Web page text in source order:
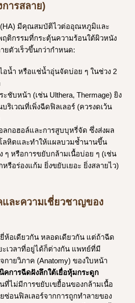
การสลาย)
(HA) มีคุณสมบัติไวต่ออุณหภูมิและ
ติกรรมที่กระตุ้นความร้อนใต้ผิวหนัง
ยตัวเร็วขึ้นกว่ากำหนด:
อน้ำ หรือแช่น้ำอุ่นจัดบ่อย ๆ ในช่วง 2
ะชับหน้า (เช่น Ulthera, Thermage) ยิง
ริเวณที่เพิ่งฉีดฟิลเลอร์ (ควรงดเว้น
ลกอฮอล์และการสูบบุหรี่จัด ซึ่งส่งผล
ลหิตและทำให้แผลบวมช้ำนานขึ้น
ๆ หรือการขยับกล้ามเนื้อบ่อย ๆ (เช่น
รือร่องแก้ม ยิ่งขยับเยอะ ยิ่งสลายไว)
ละความเชี่ยวชาญของ
ห้อเดียวกัน หลอดเดียวกัน แต่ถ้าฉีด
เวลาที่อยู่ได้ก็ต่างกัน แพทย์ที่มี
กายวิภาค (Anatomy) ของใบหน้า
คการฉีดฝังลึกใต้เยื่อหุ้มกระดูก
ที่ไม่มีการขยับเขยื้อนของกล้ามเนื้อ
ซ่อนฟิลเลอร์จากการถูกทำลายของ